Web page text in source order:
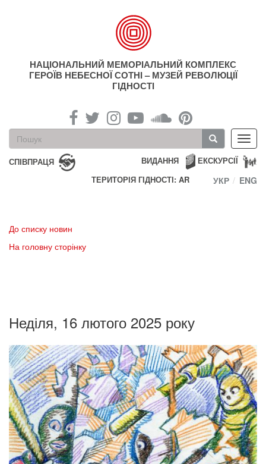
НАЦІОНАЛЬНИЙ МЕМОРІАЛЬНИЙ КОМПЛЕКС
ГЕРОЇВ НЕБЕСНОЇ СОТНІ – МУЗЕЙ РЕВОЛЮЦІЇ
ГІДНОСТІ
Пошукова
форма
Пошук
СПІВПРАЦЯ ЕКСКУРСІЇ
ВИДАННЯ
ТЕРИТОРІЯ ГІДНОСТІ: AR
УКР ENG
До списку новин
На головну сторінку
Неділя, 16 лютого 2025 року